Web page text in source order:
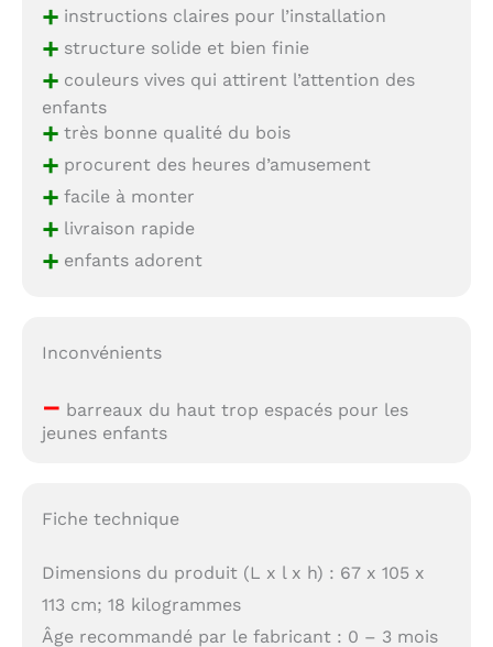
+instructions claires pour l’installation
+structure solide et bien finie
+couleurs vives qui attirent l’attention des
enfants
+très bonne qualité du bois
+procurent des heures d’amusement
+facile à monter
+livraison rapide
+enfants adorent
Inconvénients
– barreaux du haut trop espacés pour les
jeunes enfants
Fiche technique
Dimensions du produit (L x l x h) : 67 x 105 x
113 cm; 18 kilogrammes
Âge recommandé par le fabricant : 0 – 3 mois